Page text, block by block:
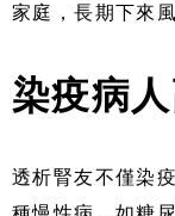
家庭，長期下來
染疫病
透析腎友不僅染